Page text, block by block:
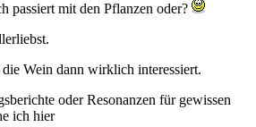
passiert mit den Pflanzen oder?
Wein dann wirklich interessiert.
oder Resonanzen für gewissen
ich hier